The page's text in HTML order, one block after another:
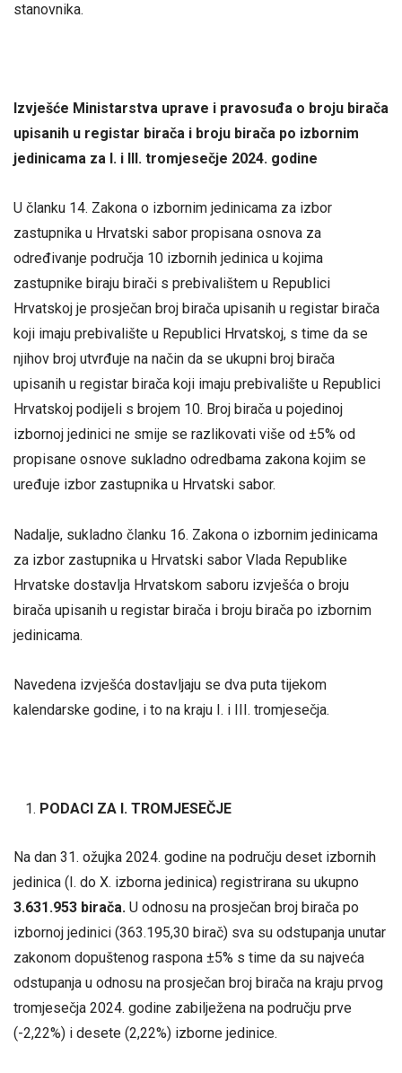
stanovnika.
Izvješće Ministarstva uprave i pravosuđa o broju birača
upisanih u registar birača i broju birača po izbornim
jedinicama za I. i III. tromjesečje 2024. godine
U članku 14. Zakona o izbornim jedinicama za izbor
zastupnika u Hrvatski sabor propisana osnova za
određivanje područja 10 izbornih jedinica u kojima
zastupnike biraju birači s prebivalištem u Republici
Hrvatskoj je prosječan broj birača upisanih u registar birača
koji imaju prebivalište u Republici Hrvatskoj, s time da se
njihov broj utvrđuje na način da se ukupni broj birača
upisanih u registar birača koji imaju prebivalište u Republici
Hrvatskoj podijeli s brojem 10. Broj birača u pojedinoj
izbornoj jedinici ne smije se razlikovati više od ±5% od
propisane osnove sukladno odredbama zakona kojim se
uređuje izbor zastupnika u Hrvatski sabor.
Nadalje, sukladno članku 16. Zakona o izbornim jedinicama
za izbor zastupnika u Hrvatski sabor Vlada Republike
Hrvatske dostavlja Hrvatskom saboru izvješća o broju
birača upisanih u registar birača i broju birača po izbornim
jedinicama.
Navedena izvješća dostavljaju se dva puta tijekom
kalendarske godine, i to na kraju I. i III. tromjesečja.
PODACI ZA I. TROMJESEČJE
Na dan 31. ožujka 2024. godine na području deset izbornih
jedinica (I. do X. izborna jedinica) registrirana su ukupno
3.631.953 birača. U odnosu na prosječan broj birača po
izbornoj jedinici (363.195,30 birač) sva su odstupanja unutar
zakonom dopuštenog raspona ±5% s time da su najveća
odstupanja u odnosu na prosječan broj birača na kraju prvog
tromjesečja 2024. godine zabilježena na području prve
(-2,22%) i desete (2,22%) izborne jedinice.